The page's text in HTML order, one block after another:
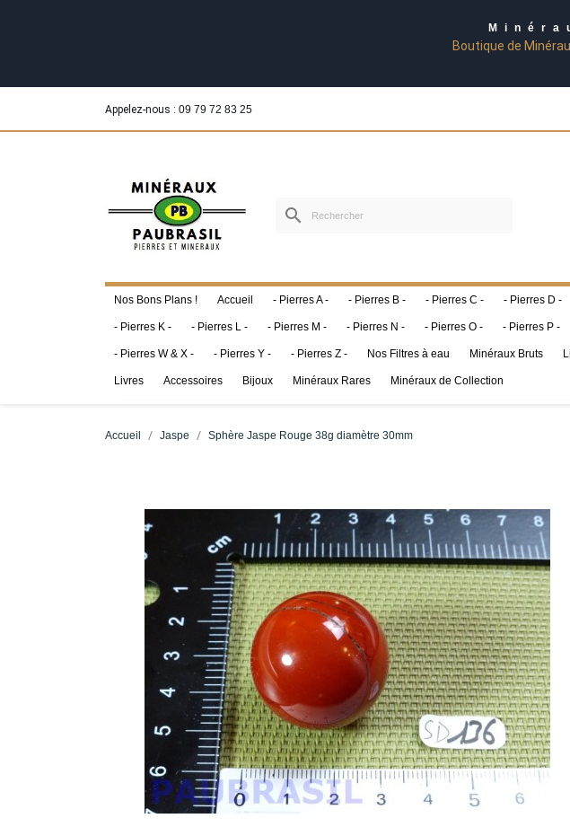
Boutique de
Appelez-nous : 09 79 72 83 25
search
Nos Bons Plans ! Accueil - Pierres A - - Pierres B - - Pierres C - - Pierres D -
- Pierres K - - Pierres L - - Pierres M - - Pierres N - - Pierres O - - Pierres P -
- Pierres W & X - - Pierres Y - - Pierres Z - Nos Filtres à eau Minéraux Bruts
Livres Accessoires Bijoux Minéraux Rares Minéraux de Collection
Accueil Jaspe Sphère Jaspe Rouge 38g diamètre 30mm